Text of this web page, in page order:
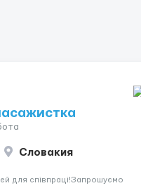
Словакия
для співпраці!Запрошуємо